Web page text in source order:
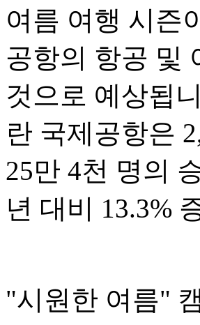
여름 여행 시즌
공항의 항공 및
것으로 예상됩
란 국제공항은
25만 4천 명의
년 대비 13.3%
"시원한 여름"